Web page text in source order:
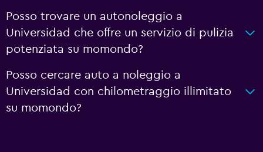
Posso trovare un autonoleggio a
Universidad che offre un servizio di pulizia
potenziata su momondo?
Posso cercare auto a noleggio a
Universidad con chilometraggio illimitato
su momondo?